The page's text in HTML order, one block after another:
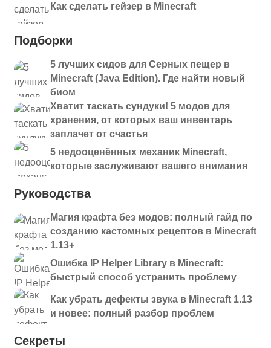
Как сделать гейзер в Minecraft
Подборки
5 лучших сидов для Серных пещер в
Minecraft (Java Edition). Где найти новый
биом
Хватит таскать сундуки! 5 модов для
хранения, от которых ваш инвентарь
заплачет от счастья
5 недооценённых механик Minecraft,
которые заслуживают вашего внимания
Руководства
Магия крафта без модов: полный гайд по
созданию кастомных рецептов в Minecraft
1.13+
Ошибка IP Helper Library в Minecraft:
быстрый способ устранить проблему
Как убрать дефекты звука в Minecraft 1.13
и новее: полный разбор проблем
Секреты